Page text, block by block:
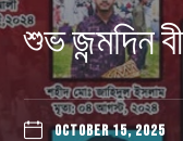
শুভ জন্মদিন
OCTOBER 15, 2025